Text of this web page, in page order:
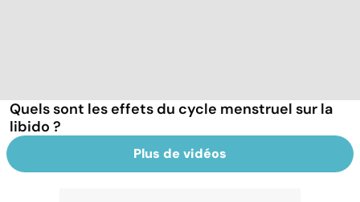
Quels sont les effets du cycle menstruel sur la
libido ?
Plus de vidéos